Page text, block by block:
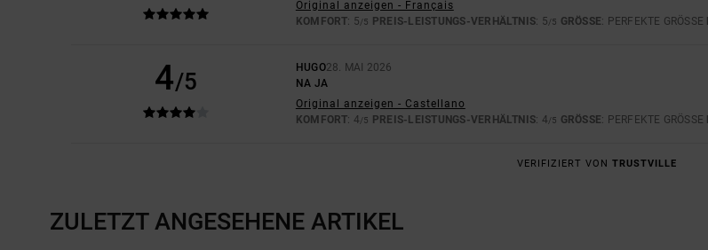
Original anzeigen - Français
KOMFORT: 5/5 PREIS-LEISTUNGS-VERHÄLTNIS: 5/5 GRÖSSE : PERFEKTE GRÖSSE
4/5
HUGO28. MAI 2026
NA JA
Original anzeigen - Castellano
KOMFORT: 4/5 PREIS-LEISTUNGS-VERHÄLTNIS: 4/5 GRÖSSE : PERFEKTE GRÖSSE
VERIFIZIERT VON TRUSTVILLE
ZULETZT ANGESEHENE ARTIKEL